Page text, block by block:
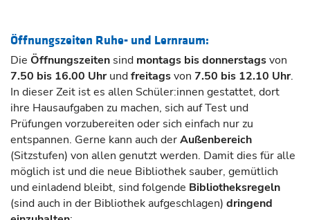
Öffnungszeiten Ruhe- und Lernraum:
Die Öffnungszeiten sind montags bis donnerstagsvon
7.50 bis 16.00 Uhrundfreitagsvon 7.50 bis 12.10 Uhr.
In dieser Zeit ist es allen Schüler:innen gestattet, dort
ihre Hausaufgaben zu machen, sich auf Test und
Prüfungen vorzubereiten oder sich einfach nur zu
entspannen. Gerne kann auch derAußenbereich
(Sitzstufen) von allen genutzt werden. Damit dies für alle
möglich ist und die neue Bibliothek sauber, gemütlich
und einladend bleibt, sind folgende Bibliotheksregeln
(sind auch in der Bibliothek aufgeschlagen) dringend